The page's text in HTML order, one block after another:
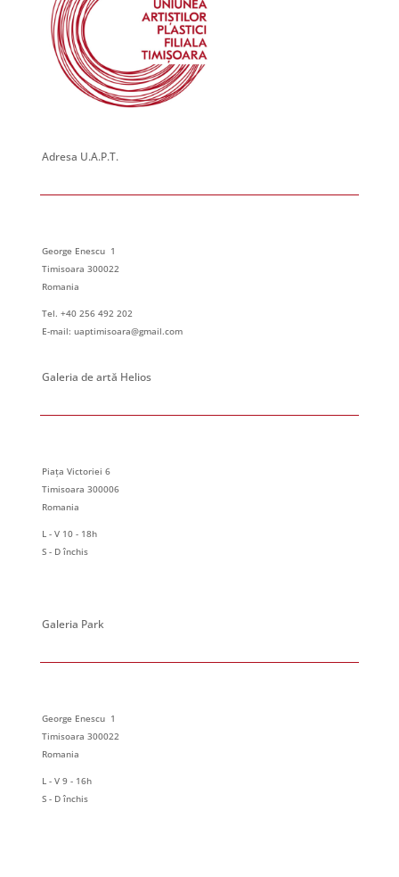
Adresa U.A.P.T.
George Enescu 1
Timisoara 300022
Romania
Tel. +40 256 492 202
E-mail: uaptimisoara@gmail.com
Galeria de artă Helios
Piața Victoriei 6
Timisoara 300006
Romania
L - V 10 - 18h
S - D închis
Galeria Park
George Enescu 1
Timisoara 300022
Romania
L - V 9 - 16h
S - D închis